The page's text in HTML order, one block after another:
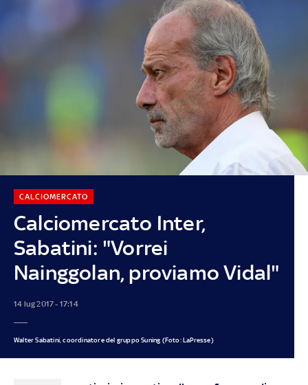
Calciomercato Inter,
Sabatini: "Vorrei
Nainggolan, proviamo Vidal"
CALCIOMERCATO
14 lug 2017 - 17:14
Walter Sabatini, coordinatore del gruppo Suning (Foto: LaPresse)